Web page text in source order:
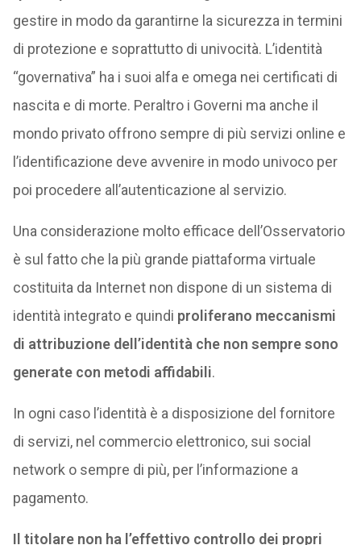
gestire in modo da garantirne la sicurezza in termini
di protezione e soprattutto di univocità. L’identità
“governativa” ha i suoi alfa e omega nei certificati di
nascita e di morte. Peraltro i Governi ma anche il
mondo privato offrono sempre di più servizi online e
l’identificazione deve avvenire in modo univoco per
poi procedere all’autenticazione al servizio.
Una considerazione molto efficace dell’Osservatorio
è sul fatto che la più grande piattaforma virtuale
costituita da Internet non dispone di un sistema di
identità integrato e quindi proliferano meccanismi
di attribuzione dell’identità che non sempre sono
generate con metodi affidabili.
In ogni caso l’identità è a disposizione del fornitore
di servizi, nel commercio elettronico, sui social
network o sempre di più, per l’informazione a
pagamento.
Il titolare non ha l’effettivo controllo dei propri